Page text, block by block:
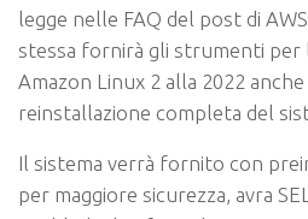
legge nelle FAQ del post di
stessa fornirà gli strumenti per
Amazon Linux 2 alla 2022
reinstallazione completa del
Il sistema verrà fornito con
per maggiore sicurezza, avra